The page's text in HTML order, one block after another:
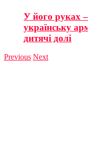
У його руках –
українську
дитячі долі
Previous Next